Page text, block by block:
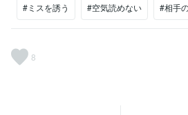
#ミスを誘う #空気読めない #相手
8